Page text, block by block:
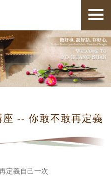
-- 你敢不敢再定義
定義自己一次